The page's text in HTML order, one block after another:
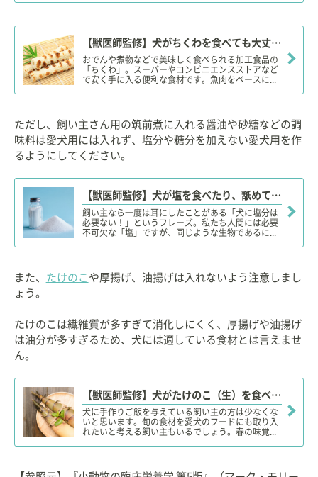
【獣医師監修】犬がちくわを食べても大丈夫？適量は？塩分やアレルギー、添加物は？
おでんや煮物などで美味しく食べられる加工食品の
「ちくわ」。スーパーやコンビニエンスストアなど
で安く手に入る便利な食材です。魚肉をベースに...
ただし、飼い主さん用の筑前煮に入れる醤油や砂糖などの調
味料は愛犬用には入れず、塩分や糖分を加えない愛犬用を作
るようにしてください。
【獣医師監修】犬が塩を食べたり、舐めても大丈夫？与え方や必要摂取量は？塩分不足、過多に注意！
飼い主なら一度は耳にしたことがある「犬に塩分は
必要ない！」というフレーズ。私たち人間には必要
不可欠な「塩」ですが、同じような生物であるに...
また、 たけのこ や厚揚げ、油揚げは入れないよう注意しまし
ょう。
たけのこは繊維質が多すぎて消化しにくく、厚揚げや油揚げ
は油分が多すぎるため、犬には適している食材とは言えませ
ん。
【獣医師監修】犬がたけのこ（生）を食べても大丈夫？適量は？シュウ酸の過剰摂取の結石に注意！
犬に手作りご飯を与えている飼い主の方は少なくな
いと思います。旬の食材を愛犬のフードにも取り入
れたいと考える飼い主もいるでしょう。春の味覚...